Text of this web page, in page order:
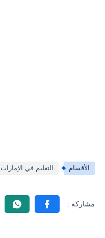
الأقسام التعليم في الإمارات